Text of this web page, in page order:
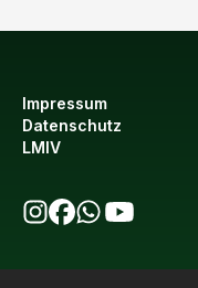
Impressum
Datenschutz
LMIV